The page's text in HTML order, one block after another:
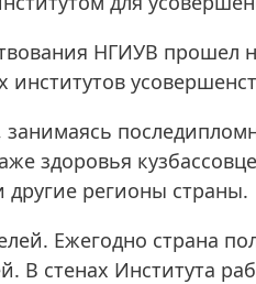
НГИУВ прошел
здоровья
другие регионы страны.
Ежегодно страна
В стенах Института